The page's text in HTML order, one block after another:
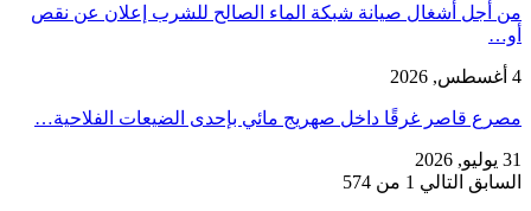
من أجل أشغال صيانة شبكة الماء الصالح للشرب إعلان عن نقص
أو…
4 أغسطس, 2026
مصرع قاصر غرقًا داخل صهريج مائي بإحدى الضيعات الفلاحية…
31 يوليو, 2026
السابق التالي 1 من 574